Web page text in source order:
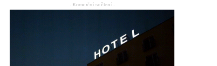
- Komerční sdělení -